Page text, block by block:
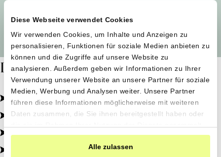
Diese Webseite verwendet Cookies
Wir verwenden Cookies, um Inhalte und Anzeigen zu
personalisieren, Funktionen für soziale Medien anbieten zu
können und die Zugriffe auf unsere Website zu
analysieren. Außerdem geben wir Informationen zu Ihrer
Verwendung unserer Website an unsere Partner für soziale
Medien, Werbung und Analysen weiter. Unsere Partner
führen diese Informationen möglicherweise mit weiteren
Daten zusammen, die Sie ihnen bereitgestellt haben oder
haben.
Alle zulassen
Alle Produzent*innen auf einen Blick
Dafür stehen wir
Pestizidfrei angebaut, schonend verarbeitet.
Natürliche Zutaten, echter Geschmack.
100% transparent, 0% Zusatzstoffe.